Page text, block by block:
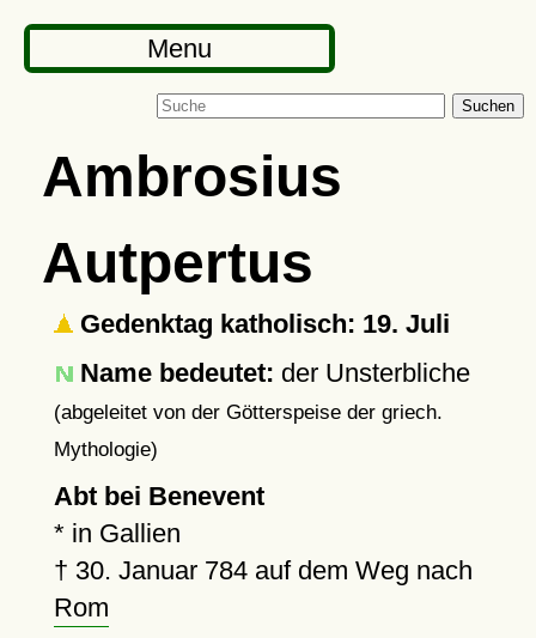
Menu
Suchen
Ambrosius
Autpertus
Gedenktag katholisch: 19. Juli
Name bedeutet: der Unsterbliche
(abgeleitet von der Götterspeise der griech.
Mythologie)
Abt bei Benevent
* in Gallien
† 30. Januar 784auf dem Weg nach
Rom